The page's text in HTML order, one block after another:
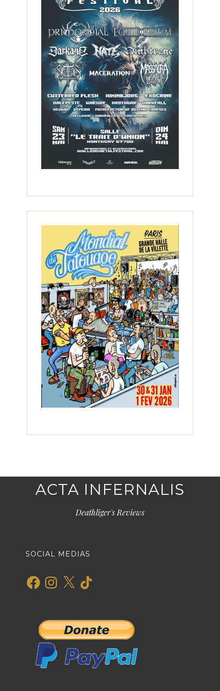
ACTA INFERNALIS
Deathliger's Reviews
SOCIAL MEDIAS
FacebookInstagram
X TikTok